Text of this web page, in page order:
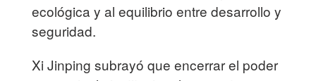
ecológica y al equilibrio entre desarrollo y
seguridad.
Xi Jinping subrayó que encerrar el poder